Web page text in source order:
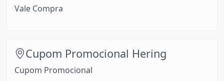
Vale Compra
Cupom Promocional Hering
Cupom Promocional